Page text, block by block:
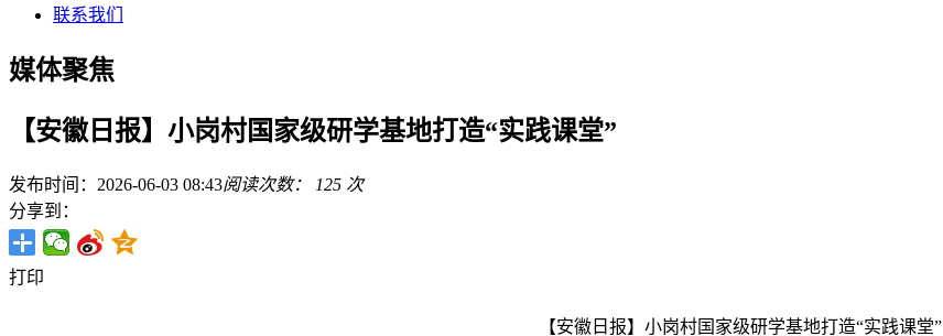
联系我们
媒体聚焦
【安徽日报】小岗村国家级研学基地打造“实践课堂”
发布时间：2026-06-03 08:43阅读次数： 125 次
分享到：
打印
【安徽日报】小岗村国家级研学基地打造“实践课堂”